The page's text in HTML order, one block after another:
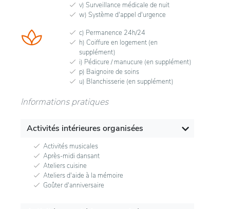
v) Surveillance médicale de nuit
w) Système d'appel d'urgence
c) Permanence 24h/24
h) Coiffure en logement (en
supplément)
i) Pédicure / manucure (en supplément)
p) Baignoire de soins
u) Blanchisserie (en supplément)
Informations pratiques
Activités intérieures organisées
Activités musicales
Après-midi dansant
Ateliers cuisine
Ateliers d'aide à la mémoire
Goûter d'anniversaire